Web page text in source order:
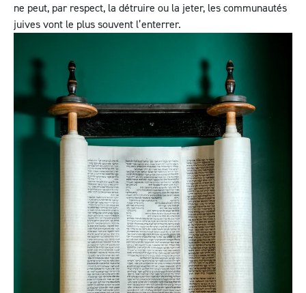
ne peut, par respect, la détruire ou la jeter, les communautés
juives vont le plus souvent l’enterrer.